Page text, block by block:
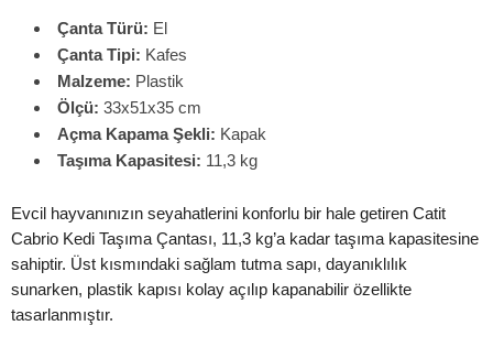
Çanta Türü: El
Çanta Tipi: Kafes
Malzeme: Plastik
Ölçü: 33x51x35 cm
Açma Kapama Şekli: Kapak
Taşıma Kapasitesi: 11,3 kg
Evcil hayvanınızın seyahatlerini konforlu bir hale getiren Catit
Cabrio Kedi Taşıma Çantası, 11,3 kg’a kadar taşıma kapasitesine
sahiptir. Üst kısmındaki sağlam tutma sapı, dayanıklılık
sunarken, plastik kapısı kolay açılıp kapanabilir özellikte
tasarlanmıştır.